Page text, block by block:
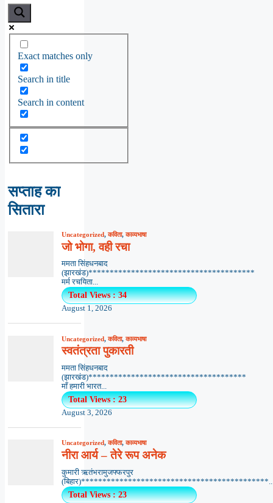
Exact matches only
Search in title
Search in content
सप्ताह का
सितारा
Uncategorized,कविता,काव्यभाषा
जो भोगा, वही रचा
ममता सिंहधनबाद
(झारखंड)***************************************
मर्म रचयिता...
Total Views : 34
August 1, 2026
Uncategorized,कविता,काव्यभाषा
स्वतंत्रता पुकारती
ममता सिंहधनबाद
(झारखंड)*************************************
माँ हमारी भारत...
Total Views : 23
August 3, 2026
Uncategorized,कविता,काव्यभाषा
नीरा आर्य – तेरे रूप अनेक
कुमारी ऋतंभरामुजफ्फरपुर
Total Views : 23